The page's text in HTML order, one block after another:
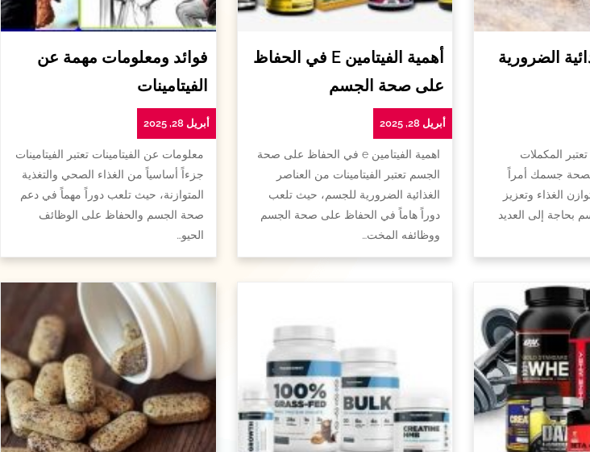
الضرورية
المكملات
لصحة جسمك أمراً
الغذاء وتعزيز
بحاجة إلى العديد
أهمية الفيتامين E في الحفاظ
على صحة الجسم
أبريل 28, 2025
اهمية الفيتامين e في الحفاظ على صحة
الجسم تعتبر الفيتامينات من العناصر
الغذائية الضرورية للجسم، حيث تلعب
دوراً هاماً في الحفاظ على صحة الجسم
ووظائفه المخت…
فوائد ومعلومات مهمة عن
الفيتامينات
أبريل 28, 2025
معلومات عن الفيتامينات تعتبر الفيتامينات
جزءاً أساسياً من الغذاء الصحي والتغذية
المتوازنة، حيث تلعب دوراً مهماً في دعم
صحة الجسم والحفاظ على الوظائف
الحيو…